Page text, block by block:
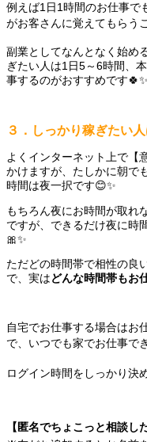
例えば1日1時間のお仕事で
がお客さんに覚えてもらう
副業としてなんとなく始め
ぎたい人は1日5～6時間、
事するのがおすすめです🍀✨
３．しっかり稼ぎたい
よくインターネット上で【
かけますが、たしかに朝で
時間は夜一択です😊✨
もちろん夜にお時間が取れ
ですが、できるだけ夜に時
🎀✨
ただどの時間帯で相性の良
で、実はどんな時間帯もお
自宅でお仕事する場合はお
で、いつでも家でお仕事で
ログイン時間をしっかり決
【匿名でちょこっと相談し